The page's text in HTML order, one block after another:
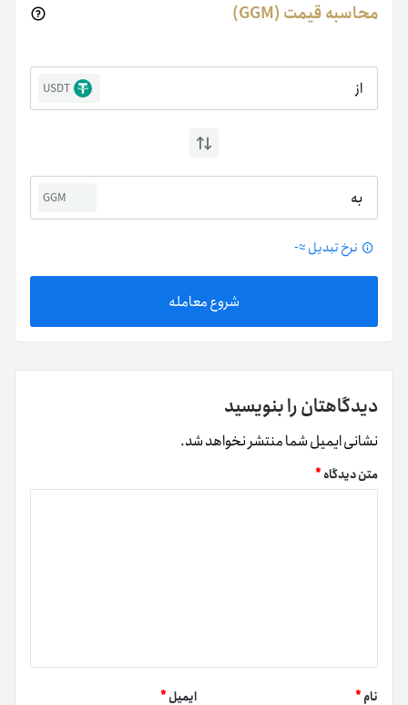
محاسبه قیمت (GGM)
از USDT
به GGM
نرخ تبدیل ≈-
شروع معامله
دیدگاهتان را بنویسید
نشانی ایمیل شما منتشر نخواهد شد.
متن دیدگاه*
نام* ایمیل*